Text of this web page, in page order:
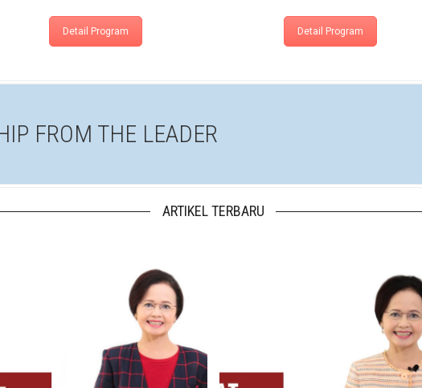
Detail Program Detail Program
FROM THE LEADER
ARTIKEL TERBARU